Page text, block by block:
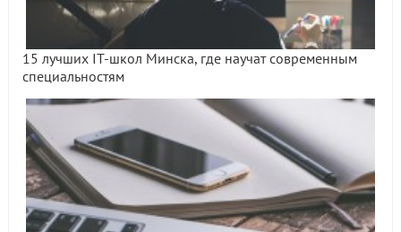
15 лучших IT-школ Минска, где научат современным
специальностям